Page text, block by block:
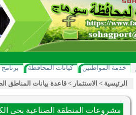
خدمة المواطنين كيانات المحافظة
الرئيسية > الاستثمار > قاعدة بيانات المناطق
مشروعات المنطقة الصناعية بحى